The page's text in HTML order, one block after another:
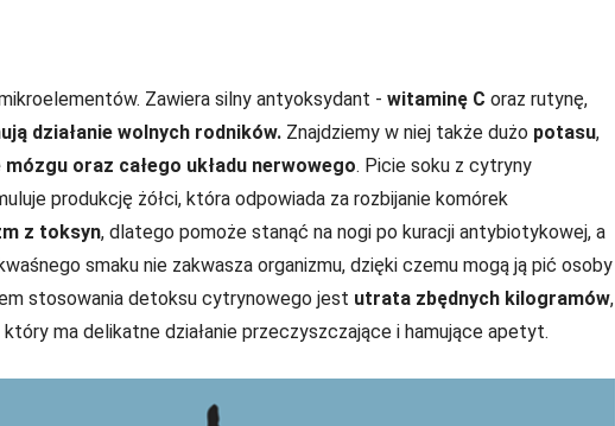
Zawiera silny antyoksydant - witaminę C oraz rutynę,
działanie wolnych rodników. Znajdziemy w niej także dużo potasu,
oraz całego układu nerwowego. Picie soku z cytryny
produkcję żółci, która odpowiada za rozbijanie komórek
z toksyn, dlatego pomoże stanąć na nogi po kuracji antybiotykowej, a
smaku nie zakwasza organizmu, dzięki czemu mogą ją pić osoby
stosowania detoksu cytrynowego jest utrata zbędnych kilogramów,
który ma delikatne działanie przeczyszczające i hamujące apetyt.